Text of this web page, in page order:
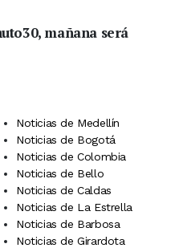
mañana será
Noticias de Medellín
Noticias de Bogotá
Noticias de Colombia
Noticias de Bello
Noticias de Caldas
Noticias de La Estrella
Noticias de Barbosa
Noticias de Girardota